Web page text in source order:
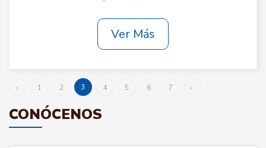
Ver Más
‹ 1 2 3 4 5 6 7 ›
CONÓCENOS